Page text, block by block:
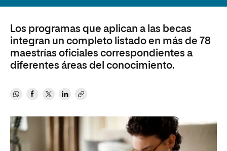
Los programas que aplican a las becas
integran un completo listado en más de 78
maestrías oficiales correspondientes a
diferentes áreas del conocimiento.